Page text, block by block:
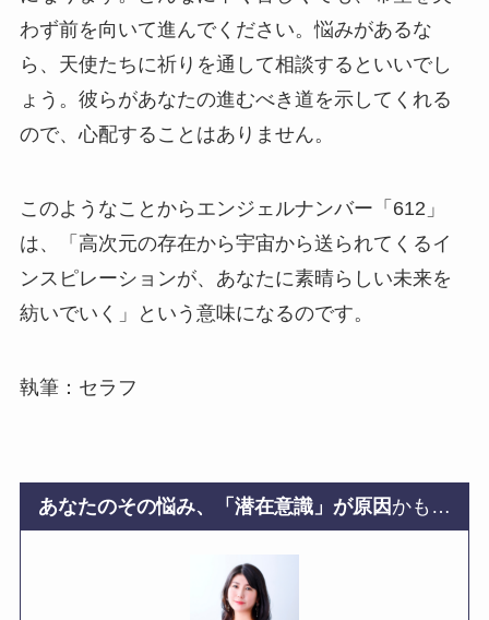
わず前を向いて進んでください。悩みがあるな
ら、天使たちに祈りを通して相談するといいでし
ょう。彼らがあなたの進むべき道を示してくれる
ので、心配することはありません。
このようなことからエンジェルナンバー「612」
は、「高次元の存在から宇宙から送られてくるイ
ンスピレーションが、あなたに素晴らしい未来を
紡いでいく」という意味になるのです。
執筆：セラフ
あなたのその悩み、「潜在意識」が原因 かも…